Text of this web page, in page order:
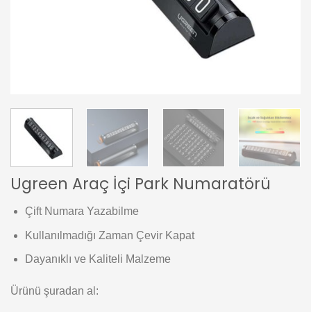
Ugreen Araç İçi Park Numaratörü
Çift Numara Yazabilme
Kullanılmadığı Zaman Çevir Kapat
Dayanıklı ve Kaliteli Malzeme
Ürünü şuradan al: